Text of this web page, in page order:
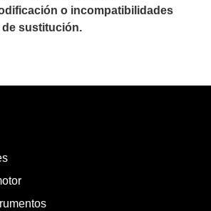
o incompatibilidades
sustitución.